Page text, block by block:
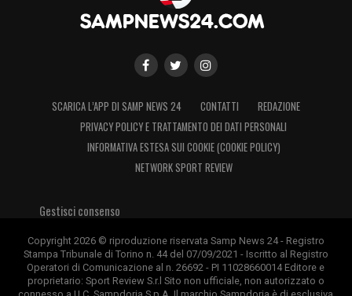
SCARICA L’APP DI SAMP NEWS 24 CONTATTI
REDAZIONE
PRIVACY POLICY E TRATTAMENTO DEI DATI PERSONALI
INFORMATIVA ESTESA SUI COOKIE (COOKIE POLICY)
NETWORK SPORT REVIEW
Gestisci consenso
Copyright 2026 © riproduzione riservata Samp News 24 - Registro
Stampa Tribunale di Torino n. 44 del 07/09/2021 - Iscritto al Registro
Operatori di Comunicazione al n. 26692 - PI 11028660014 Editore e
proprietario: Sport Review S.r.l Sito non ufficiale, non autorizzato o